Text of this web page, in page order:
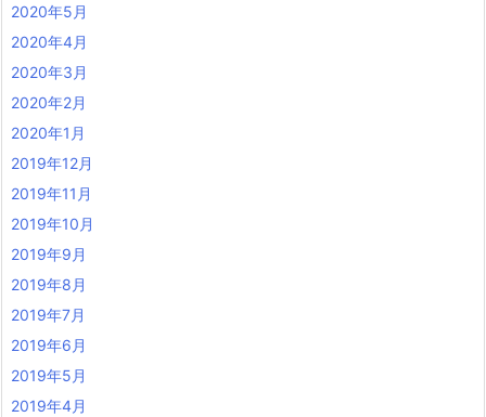
2020年5月
2020年4月
2020年3月
2020年2月
2020年1月
2019年12月
2019年11月
2019年10月
2019年9月
2019年8月
2019年7月
2019年6月
2019年5月
2019年4月